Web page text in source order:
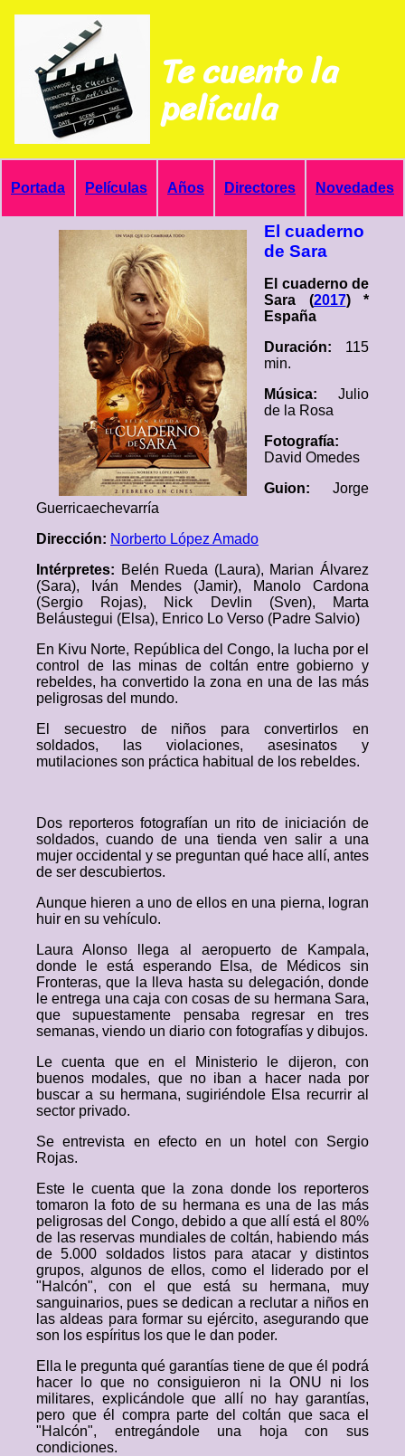
Te cuento la
película
Portada Películas Años Directores Novedades
El cuaderno
de Sara
El cuaderno de
Sara (2017) *
España
Duración: 115
min.
Música: Julio
de la Rosa
Fotografía:
David Omedes
Guion: Jorge
Guerricaechevarría
Dirección: Norberto López Amado
Intérpretes: Belén Rueda (Laura), Marian Álvarez
(Sara), Iván Mendes (Jamir), Manolo Cardona
(Sergio Rojas), Nick Devlin (Sven), Marta
Beláustegui (Elsa), Enrico Lo Verso (Padre Salvio)
En Kivu Norte, República del Congo, la lucha por el
control de las minas de coltán entre gobierno y
rebeldes, ha convertido la zona en una de las más
peligrosas del mundo.
El secuestro de niños para convertirlos en
soldados, las violaciones, asesinatos y
mutilaciones son práctica habitual de los rebeldes.
Dos reporteros fotografían un rito de iniciación de
soldados, cuando de una tienda ven salir a una
mujer occidental y se preguntan qué hace allí, antes
de ser descubiertos.
Aunque hieren a uno de ellos en una pierna, logran
huir en su vehículo.
Laura Alonso llega al aeropuerto de Kampala,
donde le está esperando Elsa, de Médicos sin
Fronteras, que la lleva hasta su delegación, donde
le entrega una caja con cosas de su hermana Sara,
que supuestamente pensaba regresar en tres
semanas, viendo un diario con fotografías y dibujos.
Le cuenta que en el Ministerio le dijeron, con
buenos modales, que no iban a hacer nada por
buscar a su hermana, sugiriéndole Elsa recurrir al
sector privado.
Se entrevista en efecto en un hotel con Sergio
Rojas.
Este le cuenta que la zona donde los reporteros
tomaron la foto de su hermana es una de las más
peligrosas del Congo, debido a que allí está el 80%
de las reservas mundiales de coltán, habiendo más
de 5.000 soldados listos para atacar y distintos
grupos, algunos de ellos, como el liderado por el
"Halcón", con el que está su hermana, muy
sanguinarios, pues se dedican a reclutar a niños en
las aldeas para formar su ejército, asegurando que
son los espíritus los que le dan poder.
Ella le pregunta qué garantías tiene de que él podrá
hacer lo que no consiguieron ni la ONU ni los
militares, explicándole que allí no hay garantías,
pero que él compra parte del coltán que saca el
"Halcón", entregándole una hoja con sus
condiciones.